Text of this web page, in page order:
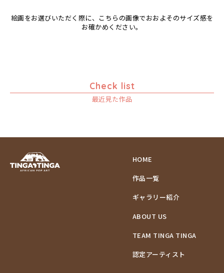
絵画をお選びいただく際に、こちらの画像でおおよそのサイズ感を
お確かめください。
Check list
最近見た作品
HOME
作品一覧
ギャラリー紹介
ABOUT US
TEAM TINGA TINGA
認定アーティスト